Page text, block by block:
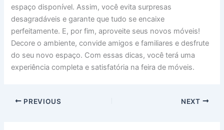
espaço disponível. Assim, você evita surpresas
desagradáveis e garante que tudo se encaixe
perfeitamente. E, por fim, aproveite seus novos móveis!
Decore o ambiente, convide amigos e familiares e desfrute
do seu novo espaço. Com essas dicas, você terá uma
experiência completa e satisfatória na feira de móveis.
PREVIOUS NEXT